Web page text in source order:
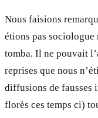
Nous faisions
étions pas
tomba. Il ne pouvait
reprises que nous
diffusions de fausses
florès ces temps ci)